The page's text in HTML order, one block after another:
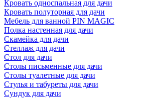
Кровать односпальная для дачи
Кровать полуторная для дачи
Мебель для ванной PIN MAGIC
Полка настенная для дачи
Скамейка для дачи
Стеллаж для дачи
Стол для дачи
Столы письменные для дачи
Столы туалетные для дачи
Стулья и табуреты для дачи
Сундук для дачи